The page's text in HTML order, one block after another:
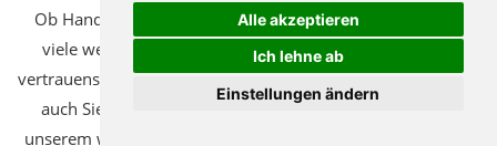
Alle akzeptieren
Ich lehne ab
Einstellungen ändern
Ob Handwerk, Dienstleistung oder Industrie - diese, und
viele weitere Kunden blicken auf eine erfolgreiche und
vertrauensvolle Zusammenarbeit mit uns zurück. Profitieren
auch Sie als Kunde von unserer fachlichen Kompetenz,
unserem weit gefächerten Know-how und der langjährigen